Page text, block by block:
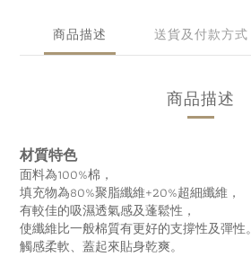
商品描述 送貨及付款方式
商品描述
材質特色
面料為100%棉，
填充物為80%聚脂纖維+20%超細纖維，
有較佳的吸濕透氣感及蓬鬆性，
使纖維比一般棉質有更好的支撐性及彈性。
觸感柔軟、蓋起來貼身乾爽。